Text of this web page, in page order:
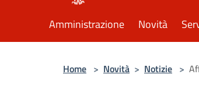
Amministrazione Novità
Home > Novità > Notizie >